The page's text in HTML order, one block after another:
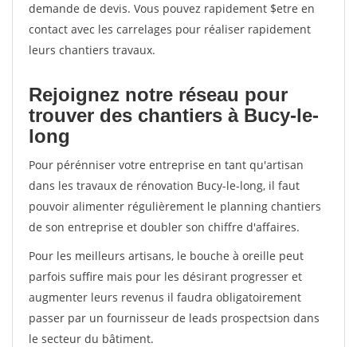
demande de devis. Vous pouvez rapidement $etre en
contact avec les carrelages pour réaliser rapidement
leurs chantiers travaux.
Rejoignez notre réseau pour
trouver des chantiers à Bucy-le-
long
Pour pérénniser votre entreprise en tant qu'artisan
dans les travaux de rénovation Bucy-le-long, il faut
pouvoir alimenter régulièrement le planning chantiers
de son entreprise et doubler son chiffre d'affaires.
Pour les meilleurs artisans, le bouche à oreille peut
parfois suffire mais pour les désirant progresser et
augmenter leurs revenus il faudra obligatoirement
passer par un fournisseur de leads prospectsion dans
le secteur du bâtiment.